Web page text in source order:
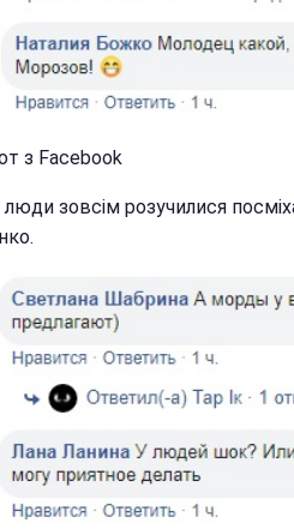
з Facebook
зовсім розучилися